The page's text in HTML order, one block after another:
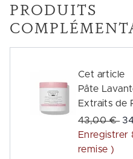
PRODUITS
Cet article
Pâte
Extraits de
Prix de
43,00 €
remise )